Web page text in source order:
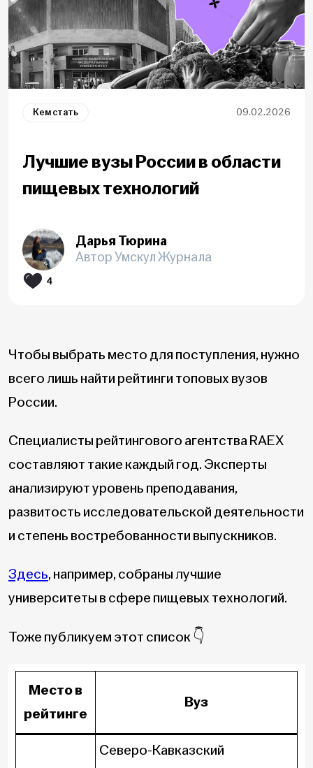
Кем стать 09.02.2026
Лучшие вузы России в области
пищевых технологий
Дарья Тюрина
Автор Умскул Журнала
4
Чтобы выбрать место для поступления, нужно
всего лишь найти рейтинги топовых вузов
России.
Специалисты рейтингового агентства RAEX
составляют такие каждый год. Эксперты
анализируют уровень преподавания,
развитость исследовательской деятельности
и степень востребованности выпускников.
Здесь, например, собраны лучшие
университеты в сфере пищевых технологий.
Тоже публикуем этот список 👇
Место в
рейтинге
Вуз
Северо-Кавказский